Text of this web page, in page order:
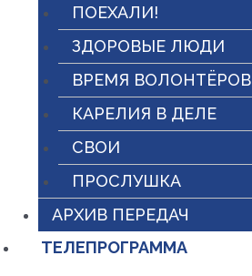
ПОЕХАЛИ!
ЗДОРОВЫЕ ЛЮДИ
ВРЕМЯ ВОЛОНТЁРОВ
КАРЕЛИЯ В ДЕЛЕ
СВОИ
ПРОСЛУШКА
АРХИВ ПЕРЕДАЧ
ТЕЛЕПРОГРАММА